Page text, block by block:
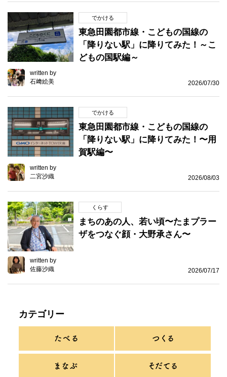
でかける
東急田園都市線・こどもの国線の
「降りない駅」に降りてみた！～こ
どもの国駅編～
written by
石﨑絵美
2026/07/30
でかける
東急田園都市線・こどもの国線の
「降りない駅」に降りてみた！〜用
賀駅編〜
written by
二宮沙織
2026/08/03
くらす
まちのあの人、若い頃〜たまプラー
ザをつなぐ顔・大野承さん〜
written by
佐藤沙織
2026/07/17
カテゴリー